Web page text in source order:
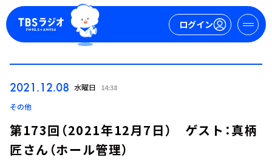
ログイン
2021.12.08 水曜日 14:38
その他
第173回（2021年12月7日） ゲスト：真柄
匠さん（ホール管理）